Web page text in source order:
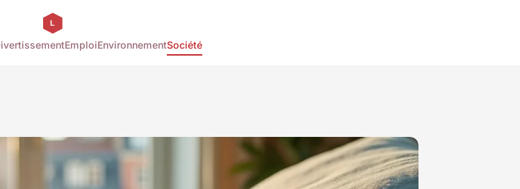
EmploiEnvironnementSociété